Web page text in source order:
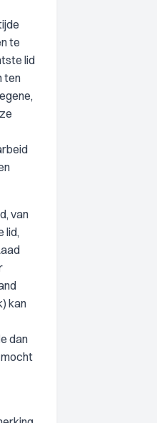
te
lid
ten
van
lid,
kan
dan